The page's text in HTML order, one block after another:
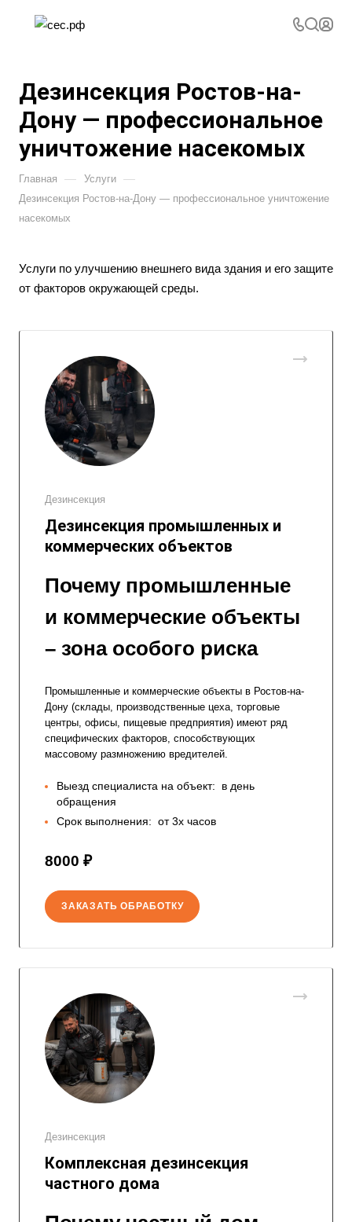
Дезинсекция Ростов-на-
Дону — профессиональное
уничтожение насекомых
Главная — Услуги —
Дезинсекция Ростов-на-Дону — профессиональное уничтожение
насекомых
Услуги по улучшению внешнего вида здания и его защите
от факторов окружающей среды.
Дезинсекция
Дезинсекция промышленных и
коммерческих объектов
Почему промышленные
и коммерческие объекты
– зона особого риска
Промышленные и коммерческие объекты в Ростов-на-
Дону (склады, производственные цеха, торговые
центры, офисы, пищевые предприятия) имеют ряд
специфических факторов, способствующих
массовому размножению вредителей.
Выезд специалиста на объект:
в день
обращения
Срок выполнения: от 3х часов
8000 ₽
ЗАКАЗАТЬ ОБРАБОТКУ
Дезинсекция
Комплексная дезинсекция
частного дома